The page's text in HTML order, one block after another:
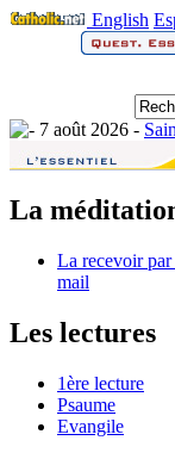
English
7 août 2026 -
La
La recevoir par
mail
Les lectures
1ère lecture
Psaume
Evangile